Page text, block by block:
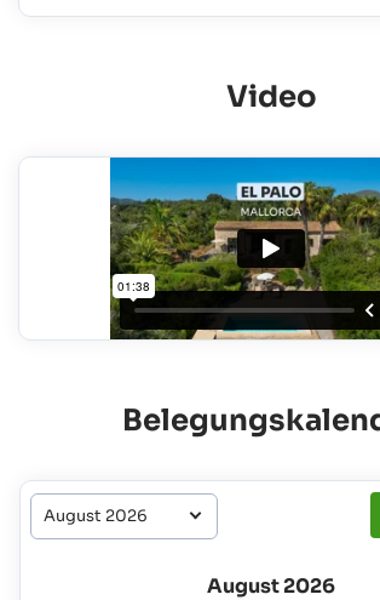
Video
August 2026